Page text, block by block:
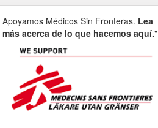
Apoyamos Médicos Sin Fronteras. Lea
más acerca de lo que hacemos aquí."